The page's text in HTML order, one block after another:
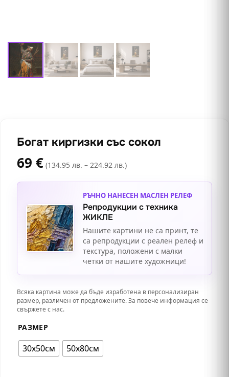
Богат киргизки със сокол
69 € (134.95 лв. – 224.92 лв.)
РЪЧНО НАНЕСЕН МАСЛЕН РЕЛЕФ
Репродукции с техника
ЖИКЛЕ
Нашите картини не са принт, те
са репродукции с реален релеф и
текстура, положени с малки
четки от нашите художници!
Всяка картина може да бъде изработена в персонализиран
размер, различен от предложените. За повече информация се
свържете с нас.
РАЗМЕР
30х50см 50х80см